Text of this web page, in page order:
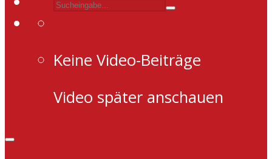
Keine Video-Beiträge
Video später anschauen